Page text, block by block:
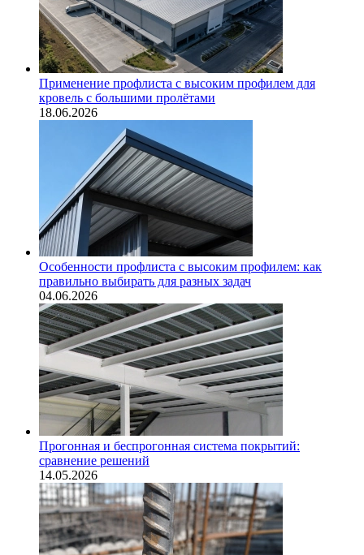
Применение профлиста с высоким профилем для
кровель с большими пролётами
18.06.2026
Особенности профлиста с высоким профилем: как
правильно выбирать для разных задач
04.06.2026
Прогонная и беспрогонная система покрытий:
сравнение решений
14.05.2026